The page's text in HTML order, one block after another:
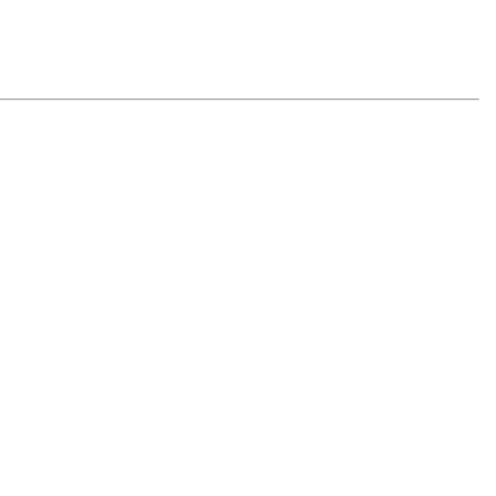
Vipps, Klarna och Google Pay.
debiteras kortet/fakturan.